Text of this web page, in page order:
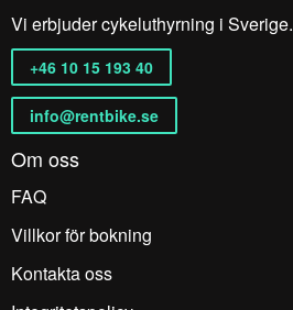
Vi erbjuder cykeluthyrning i Sverige.
+46 10 15 193 40
info@rentbike.se
Om oss
FAQ
Villkor för bokning
Kontakta oss